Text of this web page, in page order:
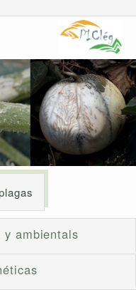
ambientals